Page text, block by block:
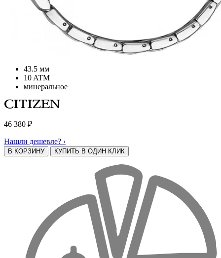
43.5 мм
10 ATM
минеральное
46 380 ₽
Нашли дешевле? ›
В КОРЗИНУ КУПИТЬ В ОДИН КЛИК